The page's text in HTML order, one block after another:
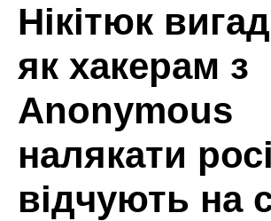
Нікітюк
як хакерам з
Anonymous
налякати
відчують на